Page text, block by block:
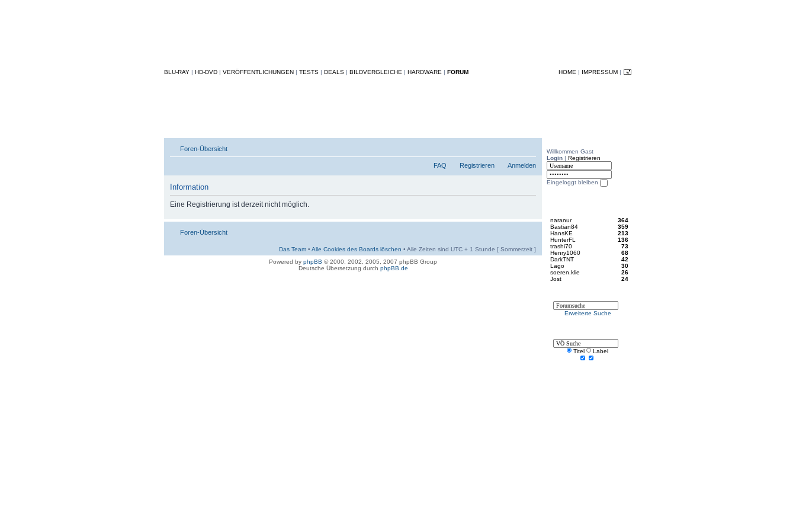
BLU-RAY | HD-DVD | VERÖFFENTLICHUNGEN | TESTS | DEALS | BILDVERGLEICHE | HARDWARE | FORUM HOME | IMPRESSUM |
Foren-Übersicht
FAQ Registrieren Anmelden
Information
Eine Registrierung ist derzeit nicht möglich.
Foren-Übersicht
Das Team • Alle Cookies des Boards löschen • Alle Zeiten sind UTC + 1 Stunde [ Sommerzeit ]
Powered by phpBB © 2000, 2002, 2005, 2007 phpBB Group
Deutsche Übersetzung durch phpBB.de
Willkommen Gast
Login | Registrieren
Eingeloggt bleiben
naranur
364
Bastian84
359
HansKE
213
HunterFL
136
trashi70
73
Henry1060
68
DarkTNT
42
Lago
30
soeren.klie
26
Jost
24
Titel Label